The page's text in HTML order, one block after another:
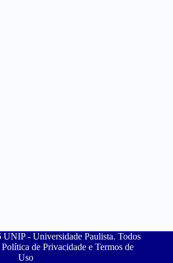
- Universidade Paulista. Todos
de Privacidade e Termos de
Uso